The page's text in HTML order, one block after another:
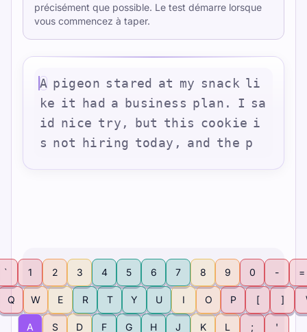
précisément que possible. Le test démarre lorsque
vous commencez à taper.
A pigeon sta red at my snac k li
ke it had a busines s plan . I sa
id nice t ry , but t his cookie i
s not hi ring tod ay , and t he p
` 1 2 3 4 5 6 7 8 9 0 - =
Q W E R T Y U I O P [ ]
A S D F G H J K L ; '